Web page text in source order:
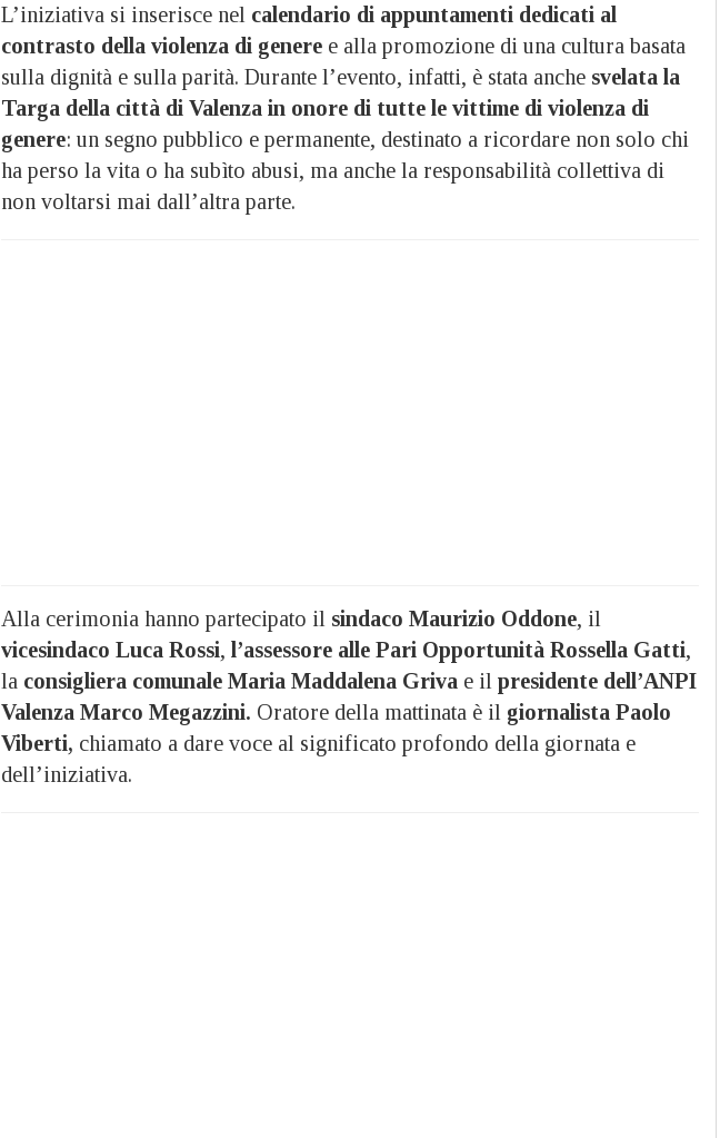
L’iniziativa si inserisce nel calendario di appuntamenti dedicati al
contrasto della violenza di genere e alla promozione di una cultura basata
sulla dignità e sulla parità. Durante l’evento, infatti, è stata anche svelata la
Targa della città di Valenza in onore di tutte le vittime di violenza di
genere: un segno pubblico e permanente, destinato a ricordare non solo chi
ha perso la vita o ha subìto abusi, ma anche la responsabilità collettiva di
non voltarsi mai dall’altra parte.
Alla cerimonia hanno partecipato il sindaco Maurizio Oddone, il
vicesindaco Luca Rossi, l’assessore alle Pari Opportunità Rossella Gatti,
la consigliera comunale Maria Maddalena Griva e il presidente dell’ANPI
Valenza Marco Megazzini. Oratore della mattinata è il giornalista Paolo
Viberti, chiamato a dare voce al significato profondo della giornata e
dell’iniziativa.